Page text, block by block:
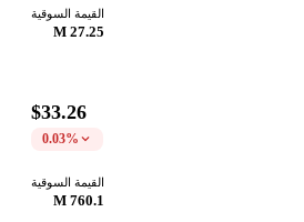
القيمة السوقية
27.25 M
$33.26
0.03%
القيمة السوقية
760.1 M